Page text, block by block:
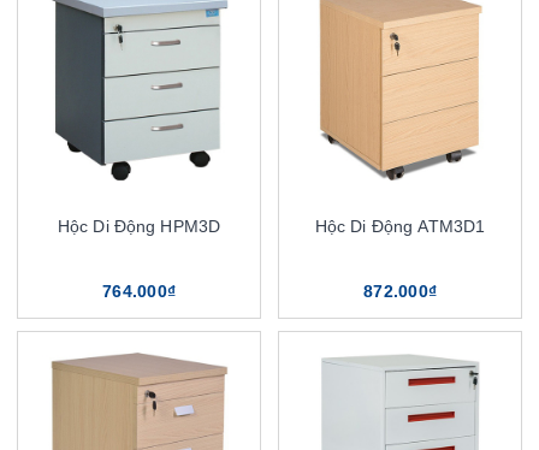
Hộc Di Động HPM3D
764.000₫
Hộc Di Động ATM3D1
872.000₫